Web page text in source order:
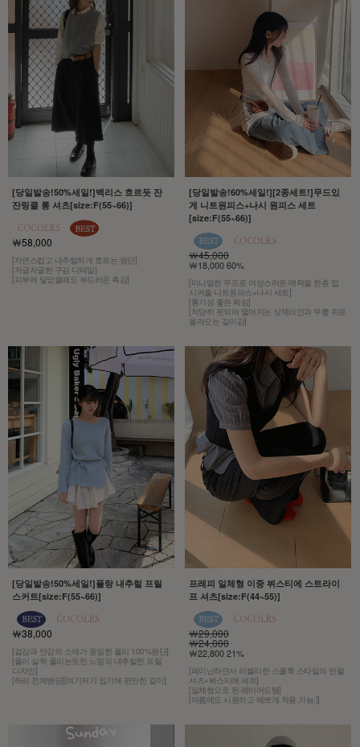
[당일발송!50%세일!]백리스 흐르듯 잔
잔링클 롱 셔츠[size:F(55~66)]
￦58,000
[자연스럽고 내추럴하게 흐르는 원단]
[자글자글한 구김 디테일]
[피부에 닿았을때도 부드러운 촉감]
[당일발송!60%세일!][2종세트!]무드있
게 니트원피스+나시 원피스 세트
[size:F(55~66)]
￦45,000
￦18,000 60%
[미니멀한 무드로 여성스러운 매력을 한층 업
시켜줄 니트원피스+나시 세트]
[통기성 좋은 짜임]
[적당히 핏되어 떨어지는 상체라인과 무릎 위로
올라오는 길이감]
[당일발송!50%세일!]플랑 내추럴 프릴
스커트[size:F(55~66)]
￦38,000
[겉감과 안감의 소재가 동일한 폴리 100%원단]
[올이 살짝 풀리는듯한 느낌의 내추럴한 프릴
디자인]
[허리 전체밴딩][여기저기 입기에 편안한 길이]
프레피 일체형 이중 뷔스티에 스트라이
프 셔츠[size:F(44~55)]
￦29,000
￦24,000
￦22,800 21%
[페미닌하면서 러블리한 스쿨룩 스타일의 반팔
셔츠+뷔스티에 세트]
[일체형으로 된 레이어드템]
[여름에도 시원하고 예쁘게 착용 가능:)]